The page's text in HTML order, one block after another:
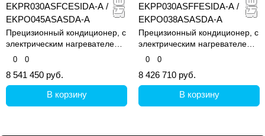
EKPR030ASFCESIDA-A /
EKPO045ASASDA-A
Прецизионный кондиционер, с
электрическим нагревателем и
увлажнителем
0 0
8 541 450 руб.
В корзину
EKPP030ASFFESIDA-A /
EKPO038ASASDA-A
Прецизионный кондиционер, с
электрическим нагревателем и
увлажнителем
0 0
8 426 710 руб.
В корзину